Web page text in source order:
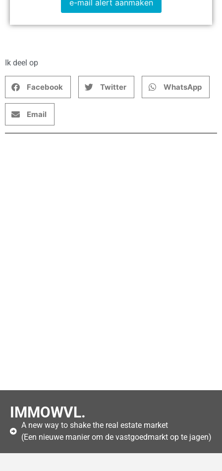
e-mail alert aanmaken
Ik deel op
Facebook Twitter WhatsApp
Email
IMMOWVL.
A new way to shake the real estate market
(Een nieuwe manier om de vastgoedmarkt op te jagen)